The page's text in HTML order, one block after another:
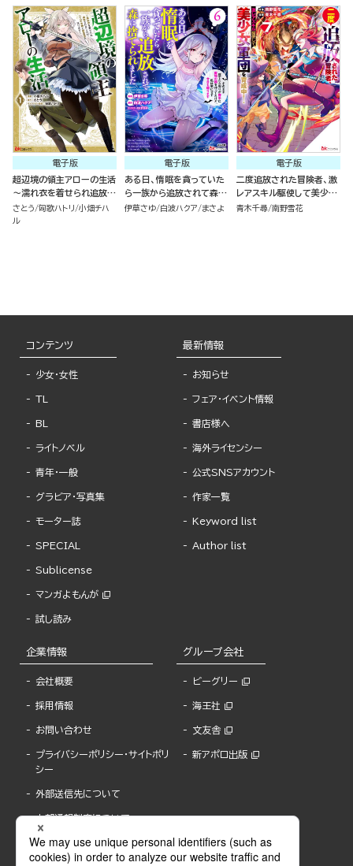
様も一緒についてきちゃい
ました～ （１）
電子版
超辺境の領主アローの生活
～濡れ衣を着せられ追放さ
れましたが、二人の女神と
新生活を送ります～ コミッ
さとう 匈歌ハトリ 小畑チハ
ル
電子版
ある日、惰眠を貪っていた
ら一族から追放されて森に
捨てられました そのまま
伊草さゆ 白波ハクア まさよ
電子版
二度追放された冒険者、激
レアスキル駆使して美少女
軍団を育成中！ コミック版
青木千尋 南野雪花
コンテンツ
少女・女性
TL
BL
ライトノベル
青年・一般
グラビア・写真集
モーター誌
SPECIAL
Sublicense
マンガよもんが
試し読み
最新情報
お知らせ
フェア・イベント情報
書店様へ
海外ライセンシー
公式SNSアカウント
作家一覧
Keyword list
Author list
企業情報
会社概要
採用情報
お問い合わせ
プライバシーポリシー・サイトポリ
シー
外部送信先について
内部通報制度について
グループ会社
ビーグリー
海王社
文友舎
新アポロ出版